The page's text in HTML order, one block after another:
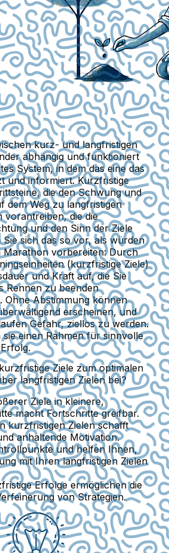
kurz- und langfristigen
abhängig und funktioniert
System, in dem das eine das
und informiert. Kurzfristige
die den Schwung und
dem Weg zu langfristigen
vorantreiben, die die
und den Sinn der Ziele
sich das so vor, als würden
Marathon vorbereiten: Durch
(kurzfristige Ziele)
und Kraft auf, die Sie
Rennen zu beenden
Ohne Abstimmung können
erscheinen, und
Gefahr, ziellos zu werden.
sie einen Rahmen für sinnvolle
Ziele zum optimalen
langfristigen Zielen bei?
Ziele in kleinere,
macht Fortschritte greifbar.
kurzfristigen Zielen schafft
anhaltende Motivation.
und helfen Ihnen,
mit Ihren langfristigen Zielen
Erfolge ermöglichen die
von Strategien.